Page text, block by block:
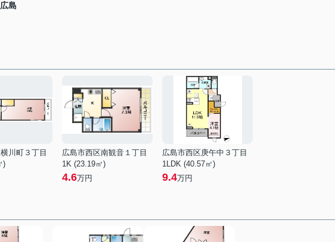
島
川町３丁目
)
広島市西区南観音１丁目
1K (23.19㎡)
4.6万円
広島市西区庚午中３丁目
1LDK (40.57㎡)
9.4万円